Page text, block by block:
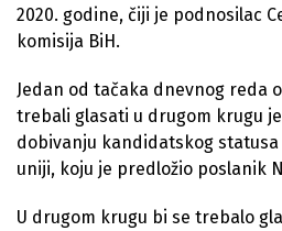
2020. godine, čiji je podnosilac
komisija BiH.
Jedan od tačaka dnevnog reda
trebali glasati u drugom krugu
dobivanju kandidatskog
uniji, koju je predložio poslanik
U drugom krugu bi se trebalo